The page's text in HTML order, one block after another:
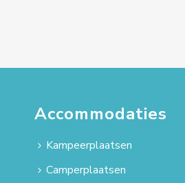
Accommodaties
Kampeerplaatsen
Camperplaatsen